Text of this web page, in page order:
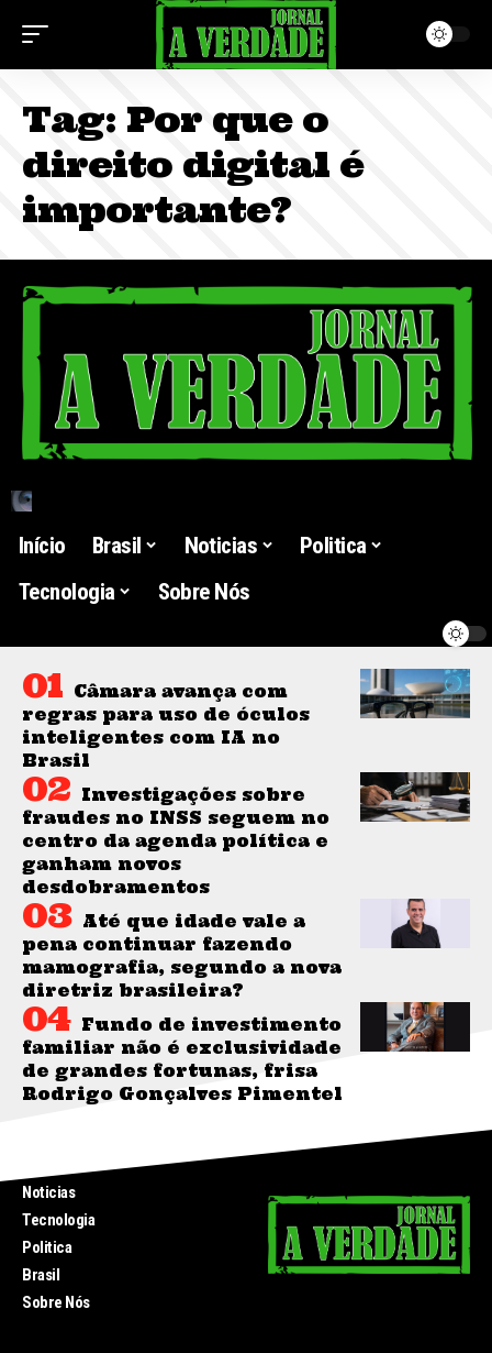
Tag: Por que o
direito digital é
importante?
Início Brasil Noticias
Politica
Tecnologia
Sobre Nós
Câmara avança com
regras para uso de óculos
inteligentes com IA no
Brasil
Investigações sobre
fraudes no INSS seguem no
centro da agenda política e
ganham novos
desdobramentos
Até que idade vale a
pena continuar fazendo
mamografia, segundo a nova
diretriz brasileira?
Fundo de investimento
familiar não é exclusividade
de grandes fortunas, frisa
Rodrigo Gonçalves Pimentel
Noticias
Tecnologia
Politica
Brasil
Sobre Nós